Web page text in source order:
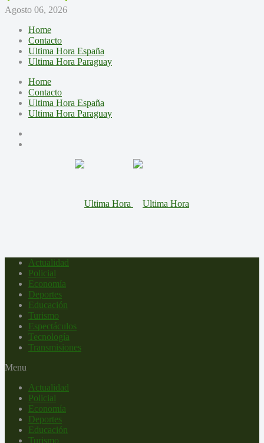
Agosto 06, 2026
Home
Contacto
Ultima Hora España
Ultima Hora Paraguay
Home
Contacto
Ultima Hora España
Ultima Hora Paraguay
Actualidad
Policial
Economía
Deportes
Educación
Turismo
Espectáculos
Tecnología
Transmisiones
Menu
Actualidad
Policial
Economía
Deportes
Educación
Turismo